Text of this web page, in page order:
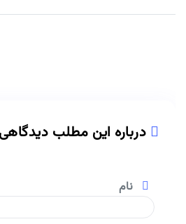
درباره این مطلب دیدگاهی
نام